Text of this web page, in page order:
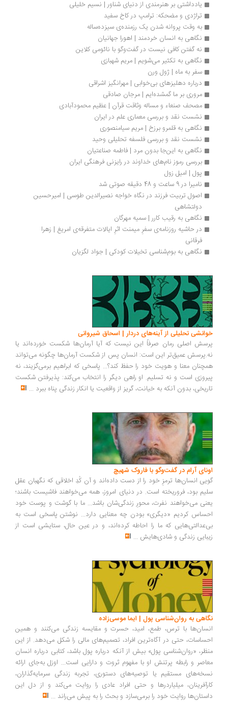
یادداشتی بر هنرمندی از دنیای شناور | نسیم خلیلی
تراژدی و مضحکه: ترامپ در کاخ سفید
به وقت پروانه شدن یک رزمنده‌ی سیزده‌ساله
نگاهی به انسان خردمند | اهورا جهانیان
نه گفتن کافی نیست در گفت‌وگو با نائومی کلاین
نگاهی به تکثیر می‌شویم | مریم شهبازی
سفر به ماه | ژول ورن
درباره دهلیزهای بی‌خوابی | مهرانگیز اشراقی
مروری بر ما گمشده‌ایم | مرجان صادقی
مصحف صنعاء و مساله وثاقت قرآن | عظیم محمودآبادی
نشست نقد و بررسی معماری علم در ایران
نگاهی به قلمرو برزخ | مریم سیامنصوری
نشست نقد و بررسی فلسفه تحلیلی وحید
نگاهی به این‌جا بدون مرد | فاطمه صناعتیان
بررسی رموز نام‌های خداوند در رایزنی فرهنگی ایران
پول | امیل زول
نامیرا در 9 ساعت و 48 دقیقه صوتی شد
اصول تربیت فرزند در نگاه خواجه نصیرالدین طوسی | امیرحسین
دولتشاهی
نگاهی به رقیب کارر | سمیه مهرگان
در حاشیه روزنامه‌ی سفرِ میمنت اثرِ ایالات متفرقه‌ی امریغ | زهرا
نگاهی به بوم‌شناسی تخیلات کودکی | جواد لگزیان
تحلیلی از آینه‌های دردار | اسحاق شیروانی
اصلی رمان صرفاً این نیست که آیا آرمان‌ها شکست خورده‌اند یا
عمیق‌تر این است: انسان پس از شکست آرمان‌ها چگونه می‌تواند
معنا و هویت خود را حفظ کند؟... پاسخی که ابراهیم برمی‌گزیند، نه
است و نه تسلیم. او راهی دیگر را انتخاب می‌کند: پذیرفتن شکست
بدون آنکه به خیانت، گریز از واقعیت یا انکار زندگی پناه ببرد...
آرام در گفت‌وگو با فاروک شهیچ‭
انسان‌ها ترمزِ خود را از دست داده‌اند و آن کُدِ اخلاقی که نگهبان عقل
بود، فروریخته است. در دنیای امروز، همه می‌خواهند فاشیست باشند؛
می‌خواهند نفرت، محورِ زندگی‌شان باشد... ما با گوشت و پوست خود
کردیم «دیگری» بودن چه معنایی دارد... نوشتن پاسخی است به
که ما را احاطه کرده‌اند، و در عین حال، ستایشی است از
زندگی و شادی‌هایش...
به روان‌شناسی پول | ایما موسی‌زاده
با ترس، طمع، امید، حسرت و مقایسه زندگی می‌کنند و همین
حتی در آگاه‌ترین افراد، تصمیم‌های مالی را شکل می‌دهد. از این
«روان‌شناسی پول» بیش از آنکه درباره پول باشد، کتابی درباره انسان
و رابطه پرتنش او با مفهوم ثروت و دارایی است... اوزل به‌جای ارائه
مستقیم یا توصیه‌های دستوری، تجربه زندگی سرمایه‌گذاران،
میلیاردرها و حتی افراد عادی را روایت می‌کند و از دل این
روایت خود را برمی‌سازد و بحث را به پیش می‌راند ...